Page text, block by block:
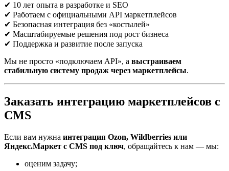
✔ 10 лет опыта в разработке и SEO
✔ Работаем с официальными API маркетплейсов
✔ Безопасная интеграция без «костылей»
✔ Масштабируемые решения под рост бизнеса
✔ Поддержка и развитие после запуска
Мы не просто «подключаем API», а выстраиваем
стабильную систему продаж через маркетплейсы.
Заказать интеграцию маркетплейсов с
CMS
Если вам нужна интеграция Ozon, Wildberries или
Яндекс.Маркет с CMS под ключ, обращайтесь к нам — мы:
оценим задачу;